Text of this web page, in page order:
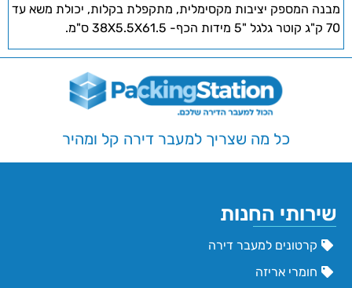
מבנה המספק יציבות מקסימלית, מתקפלת בקלות, יכולת משא עד
70 ק"ג קוטר גלגל "5 מידות הכף- 38X5.5X61.5 ס"מ.
כל מה שצריך למעבר דירה קל ומהיר
שירותי החנות
קרטונים למעבר דירה
חומרי אריזה